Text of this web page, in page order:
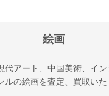
絵画
代アート、中国美術、イ
ルの絵画を査定、買取いた